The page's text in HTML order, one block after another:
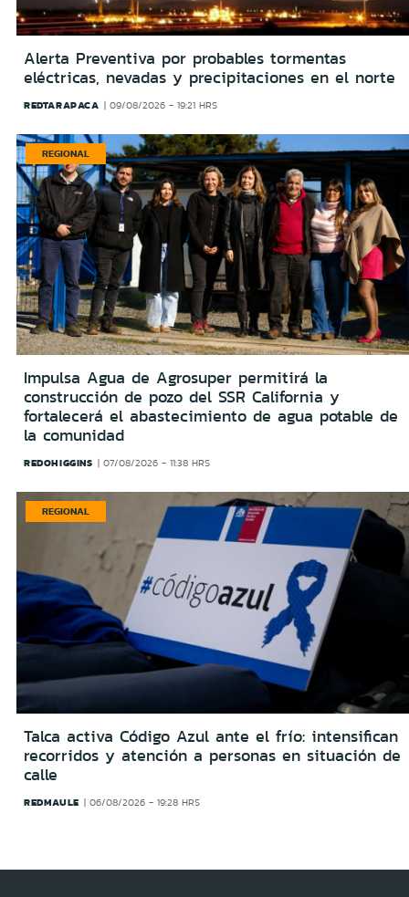
Alerta Preventiva por probables tormentas
eléctricas, nevadas y precipitaciones en el norte
REDTARAPACA 09/08/2026 - 19:21 HRS
REGIONAL
Impulsa Agua de Agrosuper permitirá la
construcción de pozo del SSR California y
fortalecerá el abastecimiento de agua potable de
la comunidad
REDOHIGGINS 07/08/2026 - 11:38 HRS
REGIONAL
Talca activa Código Azul ante el frío: intensifican
recorridos y atención a personas en situación de
calle
REDMAULE 06/08/2026 - 19:28 HRS